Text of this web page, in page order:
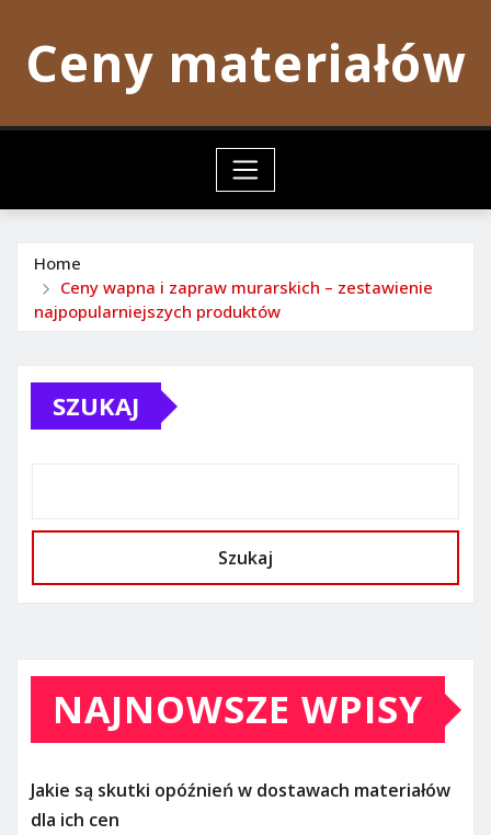
contentCeny materiałów
Home
Ceny wapna i zapraw murarskich – zestawienie
najpopularniejszych produktów
SZUKAJ
Szukaj
NAJNOWSZE WPISY
Jakie są skutki opóźnień w dostawach materiałów
dla ich cen